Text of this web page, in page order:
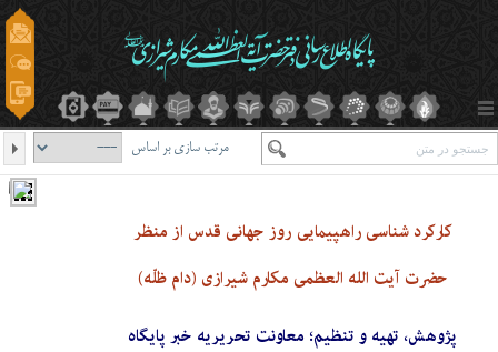
مرتب سازی بر اساس
کارکرد شناسی راهپیمایی روز جهانی قدس از منظر
حضرت آیت الله العظمی مکارم شیرازی (دام ظلّه)
پژوهش، تهیه و تنظیم؛ معاونت تحریریه خبر پایگاه